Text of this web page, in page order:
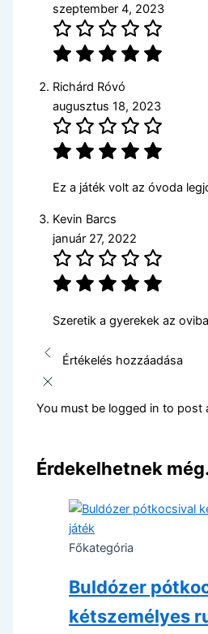
szeptember 4, 2023
Richárd Róvó
augusztus 18, 2023
Ez a játék volt az óvoda
Kevin Barcs
január 27, 2022
Szeretik a gyerekek az
Értékelés hozzáadása
You must be logged in to post
Érdekelhetnek
Főkategória
Buldózer
kétszemélyes